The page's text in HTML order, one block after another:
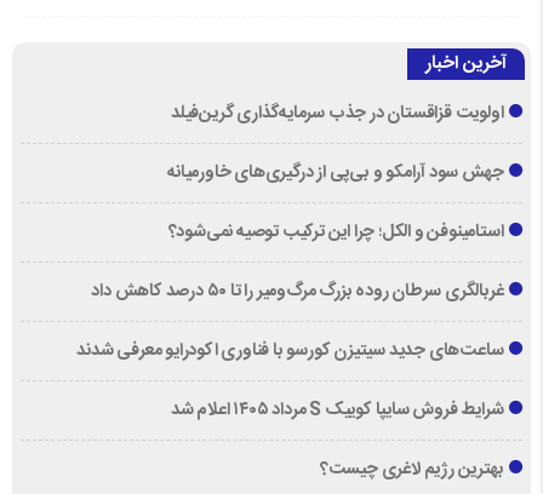
آخرین اخبار
اولویت قزاقستان در جذب سرمایه‌گذاری گرین‌فیلد
جهش سود آرامکو و بی‌پی از درگیری‌های خاورمیانه
استامینوفن و الکل؛ چرا این ترکیب توصیه نمی‌شود؟
غربالگری سرطان روده بزرگ مرگ‌ومیر را تا ۵۰ درصد کاهش داد
ساعت‌های جدید سیتیزن کورسو با فناوری اکودرایو معرفی شدند
شرایط فروش سایپا کوییک S مرداد ۱۴۰۵ اعلام شد
بهترین رژیم لاغری چیست؟